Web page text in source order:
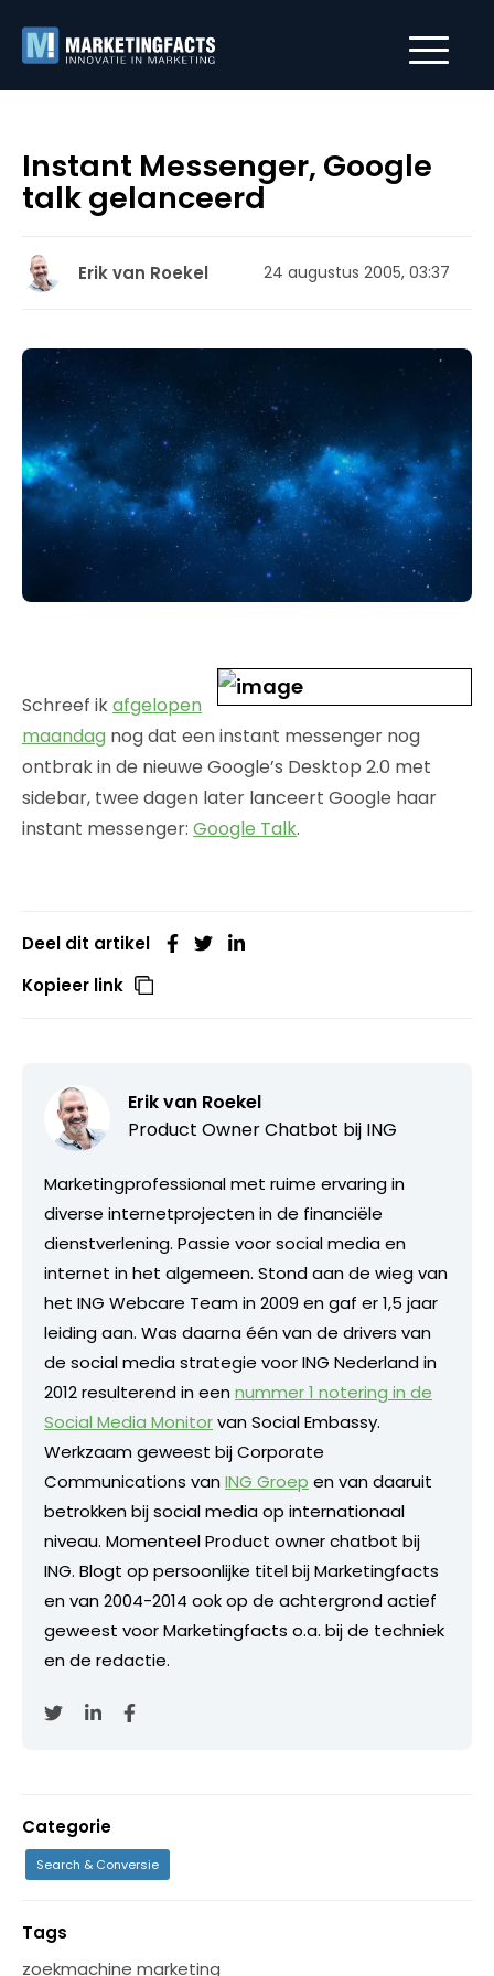
Instant Messenger, Google
talk gelanceerd
Erik van Roekel 24 augustus 2005, 03:37
Schreef ikafgelopen
maandag nog dat een instant messenger nog
ontbrak in de nieuwe Google’s Desktop 2.0 met
sidebar, twee dagen later lanceert Google haar
instant messenger: Google Talk.
Deel dit artikel
Kopieer link
Erik van Roekel
Product Owner Chatbot bij ING
Marketingprofessional met ruime ervaring in
diverse internetprojecten in de financiële
dienstverlening. Passie voor social media en
internet in het algemeen. Stond aan de wieg van
het ING Webcare Team in 2009 en gaf er 1,5 jaar
leiding aan. Was daarna één van de drivers van
de social media strategie voor ING Nederland in
2012 resulterend in eennummer 1 notering in de
Social Media Monitorvan Social Embassy.
Werkzaam geweest bij Corporate
Communications vanING Groep en van daaruit
betrokken bij social media op internationaal
niveau. Momenteel Product owner chatbot bij
ING. Blogt op persoonlijke titel bij Marketingfacts
en van 2004-2014 ook op de achtergrond actief
geweest voor Marketingfacts o.a. bij de techniek
en de redactie.
Categorie
Search & Conversie
Tags
zoekmachine marketing